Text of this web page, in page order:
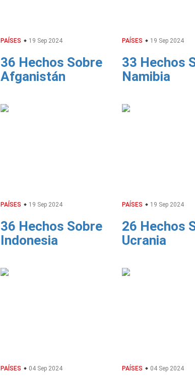
PAÍSES 19 Sep 2024
36 Hechos Sobre
Afganistán
PAÍSES 19 Sep 2024
33 Hechos
Namibia
PAÍSES 19 Sep 2024
36 Hechos Sobre
Indonesia
PAÍSES 19 Sep 2024
26 Hechos
Ucrania
PAÍSES 04 Sep 2024 PAÍSES 04 Sep 2024